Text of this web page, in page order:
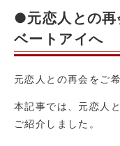
●元恋人との再
ベートアイへ
元恋人との再会をご
本記事では、元恋人
ご紹介しました。